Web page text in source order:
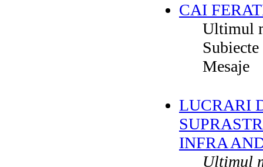
CAI
Ultimul
Subiecte
Mesaje
LUCRARI
INFRA
Ultimul